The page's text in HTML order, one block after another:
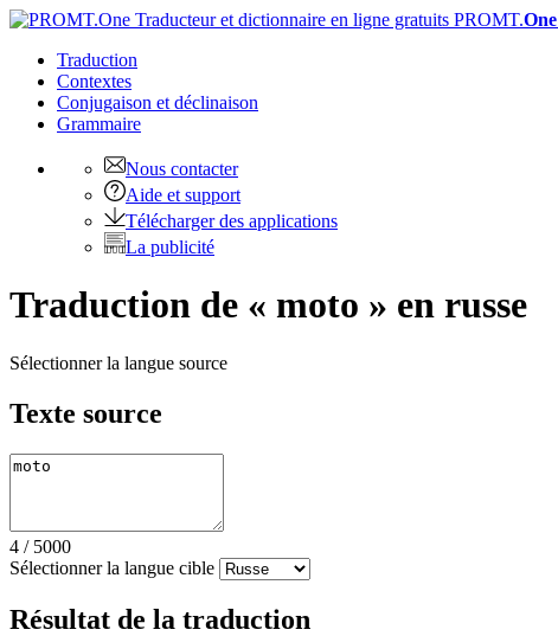
PROMT.One
Traduction
Contextes
Conjugaison et déclinaison
Grammaire
Nous contacter
Aide et support
Télécharger des applications
La publicité
Traduction de « moto » en russe
Sélectionner la langue source
Texte source
4 / 5000
Sélectionner la langue cible
Résultat de la traduction